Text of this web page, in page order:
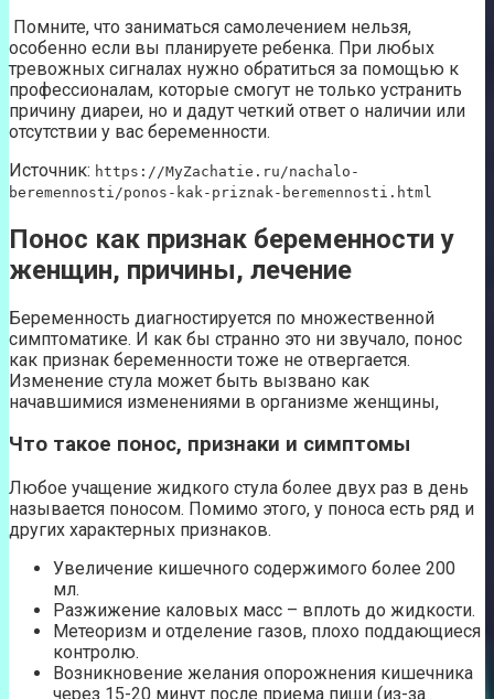
Помните, что заниматься самолечением нельзя,
особенно если вы планируете ребенка. При любых
тревожных сигналах нужно обратиться за помощью к
профессионалам, которые смогут не только устранить
причину диареи, но и дадут четкий ответ о наличии или
отсутствии у вас беременности.
Источник: https://MyZachatie.ru/nachalo-
beremennosti/ponos-kak-priznak-beremennosti.html
Понос как признак беременности у
женщин, причины, лечение
Беременность диагностируется по множественной
симптоматике. И как бы странно это ни звучало, понос
как признак беременности тоже не отвергается.
Изменение стула может быть вызвано как
начавшимися изменениями в организме женщины,
Что такое понос, признаки и симптомы
Любое учащение жидкого стула более двух раз в день
называется поносом. Помимо этого, у поноса есть ряд и
других характерных признаков.
Увеличение кишечного содержимого более 200
мл.
Разжижение каловых масс – вплоть до жидкости.
Метеоризм и отделение газов, плохо поддающиеся
контролю.
Возникновение желания опорожнения кишечника
через 15-20 минут после приема пищи (из-за